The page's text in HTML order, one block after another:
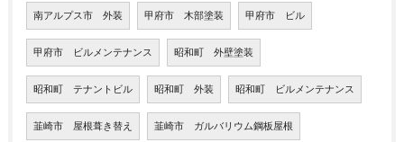
南アルプス市 外装 甲府市 木部塗装 甲府市 ビル
甲府市 ビルメンテナンス 昭和町 外壁塗装
昭和町 テナントビル 昭和町 外装 昭和町 ビルメンテナンス
韮崎市 屋根葺き替え 韮崎市 ガルバリウム鋼板屋根